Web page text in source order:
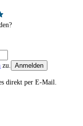
zu. Anmelden
direkt per E-Mail.